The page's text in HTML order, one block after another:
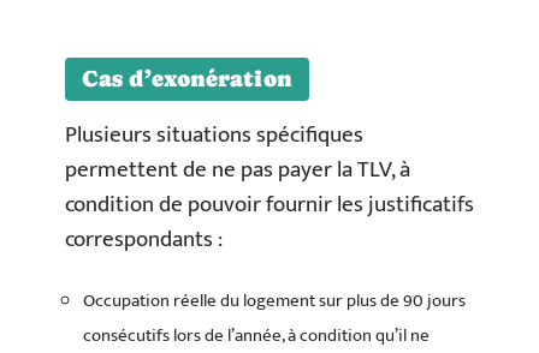
Cas d’exonération
Plusieurs situations spécifiques
permettent de ne pas payer la TLV, à
condition de pouvoir fournir les justificatifs
correspondants :
Occupation réelle du logement sur plus de 90 jours
consécutifs lors de l’année, à condition qu’il ne